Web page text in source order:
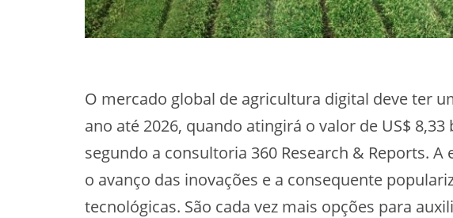
O mercado global de agricultura digital deve ter
ano até 2026, quando atingirá o valor de US$ 8,33
segundo a consultoria 360 Research & Reports.
o avanço das inovações e a consequente
tecnológicas. São cada vez mais opções para